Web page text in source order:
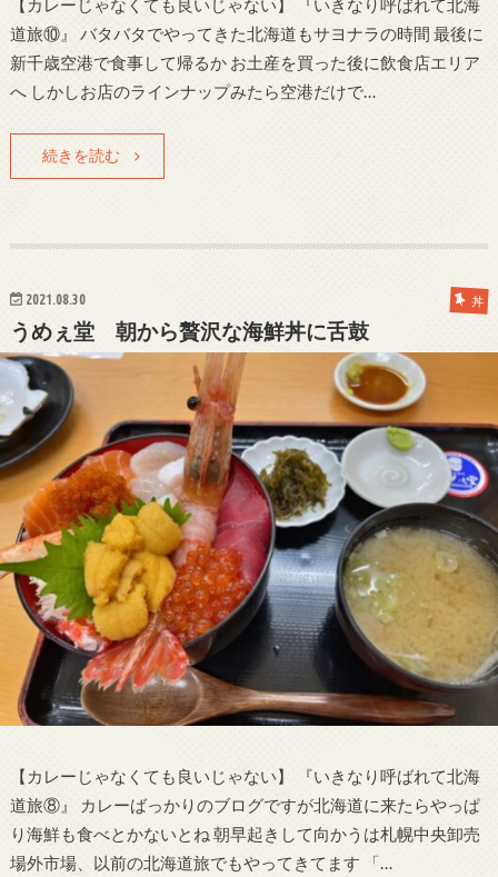
【カレーじゃなくても良いじゃない】 『いきなり呼ばれて北海
道旅⑩』 バタバタでやってきた北海道もサヨナラの時間 最後に
新千歳空港で食事して帰るか お土産を買った後に飲食店エリア
へ しかしお店のラインナップみたら空港だけで…
続きを読む
2021.08.30 丼
うめぇ堂 朝から贅沢な海鮮丼に舌鼓
【カレーじゃなくても良いじゃない】 『いきなり呼ばれて北海
道旅⑧』 カレーばっかりのブログですが北海道に来たらやっぱ
り海鮮も食べとかないとね 朝早起きして向かうは札幌中央卸売
場外市場、以前の北海道旅でもやってきてます 「…